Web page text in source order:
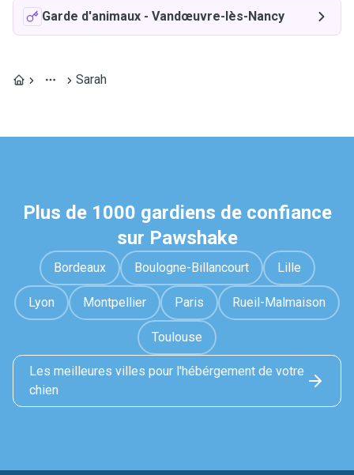
Garde d'animaux - Vandœuvre-lès-Nancy
Sarah
Plus de 1000 gardiens de confiance
sur Pawshake
Bordeaux Boulogne-Billancourt Lille
Lyon Montpellier Paris Rueil-Malmaison
Toulouse
Les meilleures villes pour l'hébérgement de votre
chien